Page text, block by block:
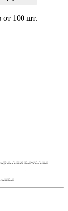
от 100 шт.
качества